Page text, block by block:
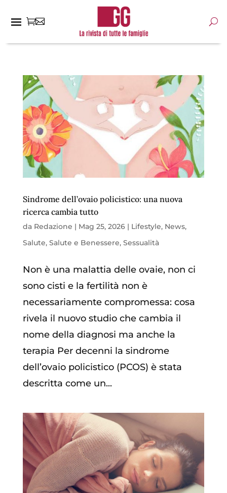
Sindrome dell’ovaio policistico: una nuova
ricerca cambia tutto
da Redazione | Mag 25, 2026| Lifestyle, News,
Salute, Salute e Benessere, Sessualità
Non è una malattia delle ovaie, non ci
sono cisti e la fertilità non è
necessariamente compromessa: cosa
rivela il nuovo studio che cambia il
nome della diagnosi ma anche la
terapia Per decenni la sindrome
dell’ovaio policistico (PCOS) è stata
descritta come un...